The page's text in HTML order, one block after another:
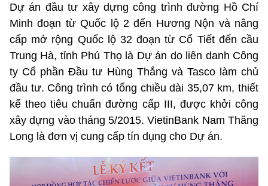
Dự án đầu tư xây dựng công trình đường Hồ Chí
Minh đoạn từ Quốc lộ 2 đến Hương Nộn và nâng
cấp mở rộng Quốc lộ 32 đoạn từ Cổ Tiết đến cầu
Trung Hà, tỉnh Phú Thọ là Dự án do liên danh Công
ty Cổ phần Đầu tư Hùng Thắng và Tasco làm chủ
đầu tư. Công trình có tổng chiều dài 35,07 km, thiết
kế theo tiêu chuẩn đường cấp III, được khởi công
xây dựng vào tháng 5/2015. VietinBank Nam Thăng
Long là đơn vị cung cấp tín dụng cho Dự án.